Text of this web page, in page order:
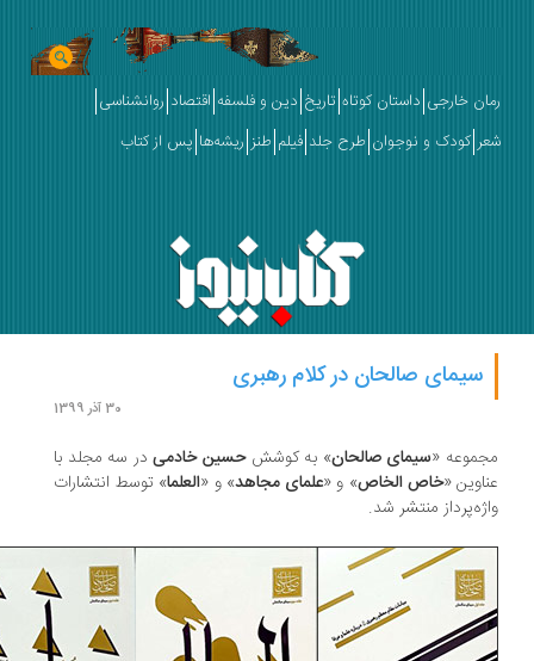
خارجی داستان کوتاه تاریخ دین و فلسفه اقتصاد روانشناسی
کودک و نوجوان طرح جلد فیلم طنز ریشه‌ها پس از کتاب
سیمای صالحان در کلام رهبری
«سیمای صالحان» به کوششحسین خادمیدر سه مجلد با
«خاص الخاص» و «علمای مجاهد » و «العلما » توسط انتشارات
منتشر شد.